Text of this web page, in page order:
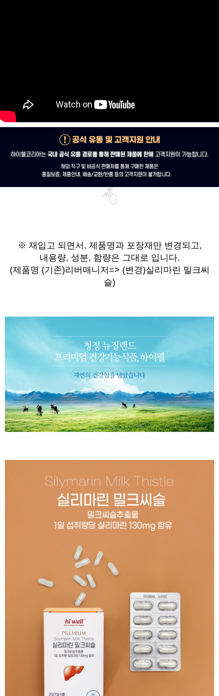
※ 재입고 되면서, 제품명과 포장재만 변경되고,
내용량, 성분, 함량은 그대로 입니다.
(제품명 (기존)리버매니저=> (변경)실리마린 밀크씨
슬)